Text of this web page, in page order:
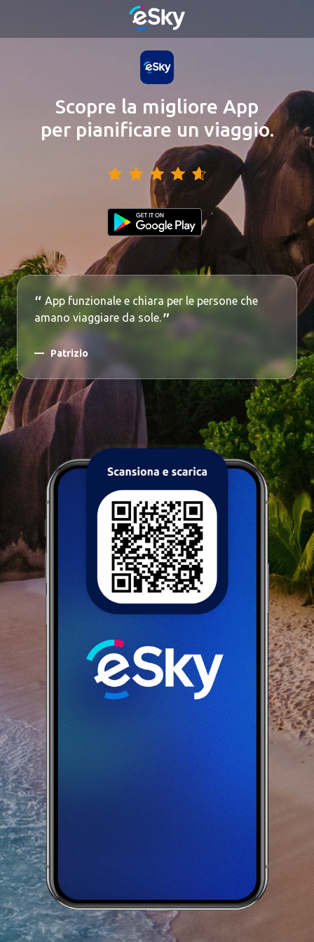
Scopre la migliore App
per pianificare un viaggio.
App funzionale e chiara per le persone che
amano viaggiare da sole.
Patrizio